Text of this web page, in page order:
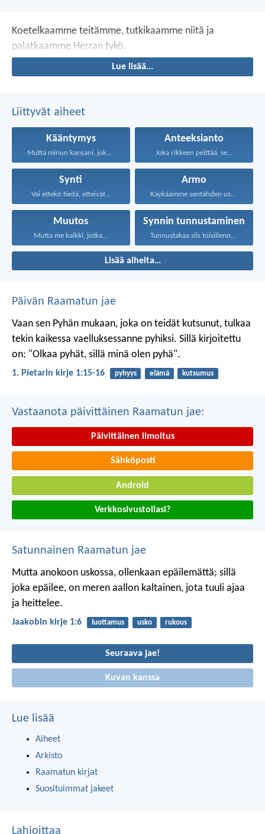
Koetelkaamme teitämme, tutkikaamme niitä ja
palatkaamme Herran tykö.
Lue lisää...
Liittyvät aiheet
Kääntymys
Mutta minun kansani, joka...
Anteeksianto
Joka rikkeen peittää, se...
Synti
Vai ettekö tiedä, etteivät...
Armo
Käykäämme sentähden uskalluksella armon...
Muutos
Mutta me kaikki, jotka...
Synnin tunnustaminen
Tunnustakaa siis toisillenne syntinne...
Lisää aiheita…
Päivän Raamatun jae
Vaan sen Pyhän mukaan, joka on teidät kutsunut, tulkaa
tekin kaikessa vaelluksessanne pyhiksi. Sillä kirjoitettu
on: "Olkaa pyhät, sillä minä olen pyhä".
1. Pietarin kirje 1:15-16 pyhyys elämä kutsumus
Vastaanota päivittäinen Raamatun jae:
Päivittäinen ilmoitus
Sähköposti
Android
Verkkosivustollasi?
Satunnainen Raamatun jae
Mutta anokoon uskossa, ollenkaan epäilemättä; sillä
joka epäilee, on meren aallon kaltainen, jota tuuli ajaa
ja heittelee.
Jaakobin kirje 1:6 luottamus usko rukous
Seuraava jae!
Kuvan kanssa
Lue lisää
Aiheet
Arkisto
Raamatun kirjat
Suosituimmat jakeet
Lahjoittaa